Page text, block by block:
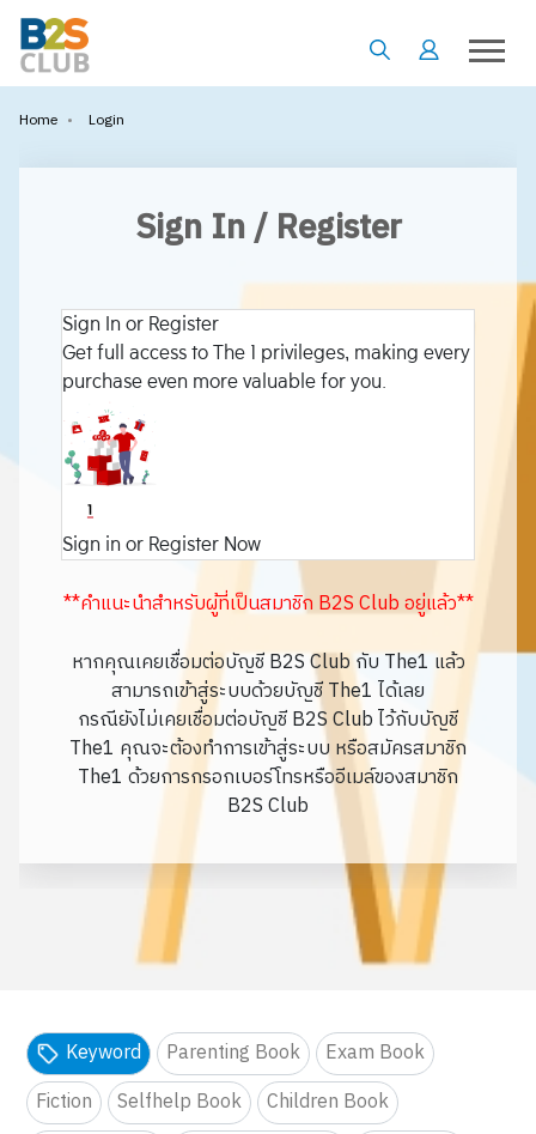
Home • Login
Sign In / Register
Sign In or Register
Get full access to The 1 privileges, making every
purchase even more valuable for you.
Sign in or Register Now
**คำแนะนำสำหรับผู้ที่เป็นสมาชิก B2S Club อยู่แล้ว**
หากคุณเคยเชื่อมต่อบัญชี B2S Club กับ The1 แล้ว
สามารถเข้าสู่ระบบด้วยบัญชี The1 ได้เลย
กรณียังไม่เคยเชื่อมต่อบัญชี B2S Club ไว้กับบัญชี
The1 คุณจะต้องทำการเข้าสู่ระบบ หรือสมัครสมาชิก
The1 ด้วยการกรอกเบอร์โทรหรืออีเมล์ของสมาชิก
B2S Club
Keyword Parenting Book
Exam Book
Fiction
Selfhelp Book
Children Book